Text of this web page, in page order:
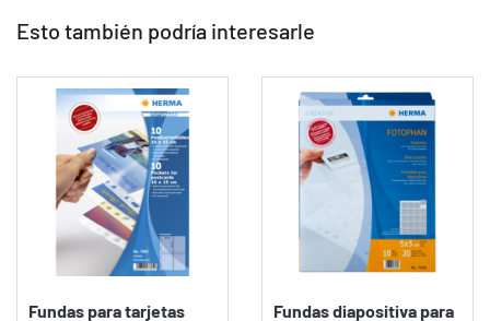
Esto también podría interesarle
Fundas para tarjetas
Fundas diapositiva para